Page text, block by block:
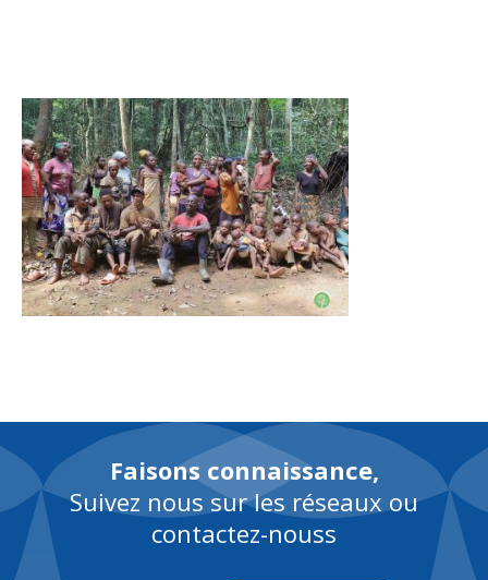
Faisons connaissance,
Suivez nous sur les réseaux ou
contactez-nouss